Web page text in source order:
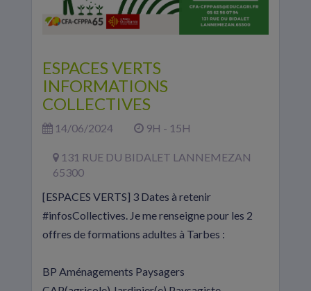
ESPACES VERTS
INFORMATIONS
COLLECTIVES
14/06/2024 9H - 15H
131 RUE DU BIDALET LANNEMEZAN
65300
[ESPACES VERTS] 3 Dates à retenir
#infosCollectives. Je me renseigne pour les 2
offres de formations adultes à Tarbes :
BP Aménagements Paysagers